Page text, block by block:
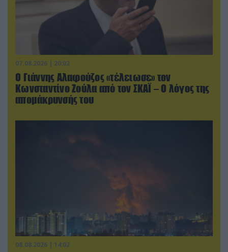
07.08.2026 | 20:02
Ο Γιάννης Αλαφούζος «τέλειωσε» τον
Κωνσταντίνο Ζούλα από τον ΣΚΑΪ – Ο λόγος της
απομάκρυνσής του
08.08.2026 | 14:02